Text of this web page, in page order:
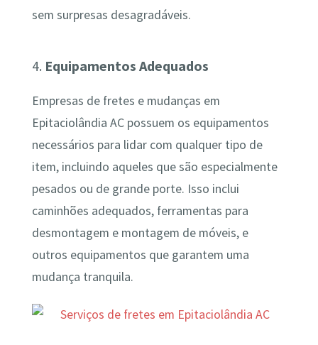
sem surpresas desagradáveis.
4. Equipamentos Adequados
Empresas de fretes e mudanças em
Epitaciolândia AC possuem os equipamentos
necessários para lidar com qualquer tipo de
item, incluindo aqueles que são especialmente
pesados ou de grande porte. Isso inclui
caminhões adequados, ferramentas para
desmontagem e montagem de móveis, e
outros equipamentos que garantem uma
mudança tranquila.